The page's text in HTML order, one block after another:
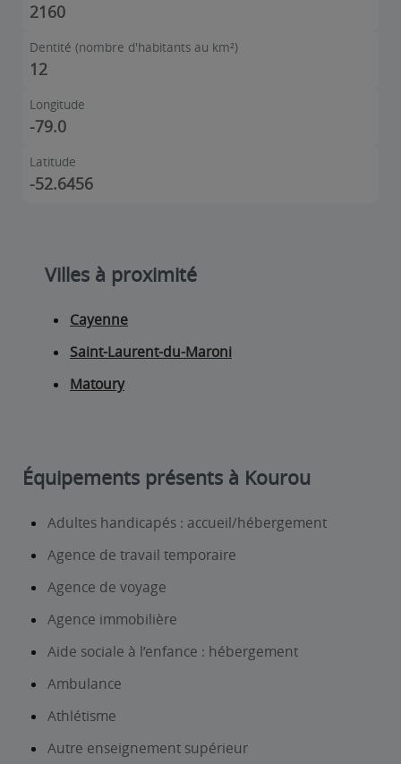
2160
Dentité (nombre d'habitants au km²)
12
Longitude
-79.0
Latitude
-52.6456
Villes à proximité
Cayenne
Saint-Laurent-du-Maroni
Matoury
Équipements présents à Kourou
Adultes handicapés : accueil/hébergement
Agence de travail temporaire
Agence de voyage
Agence immobilière
Aide sociale à l’enfance : hébergement
Ambulance
Athlétisme
Autre enseignement supérieur